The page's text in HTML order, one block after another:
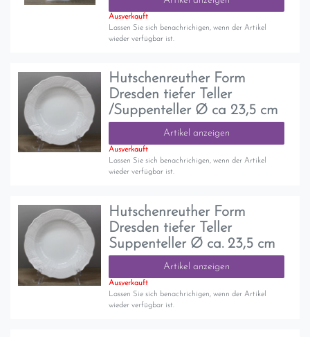
Ausverkauft
Lassen Sie sich benachrichigen, wenn der Artikel
wieder verfügbar ist.
Hutschenreuther Form
Dresden tiefer Teller
/Suppenteller Ø ca 23,5 cm
Artikel anzeigen
Ausverkauft
Lassen Sie sich benachrichigen, wenn der Artikel
wieder verfügbar ist.
Hutschenreuther Form
Dresden tiefer Teller
Suppenteller Ø ca. 23,5 cm
Artikel anzeigen
Ausverkauft
Lassen Sie sich benachrichigen, wenn der Artikel
wieder verfügbar ist.